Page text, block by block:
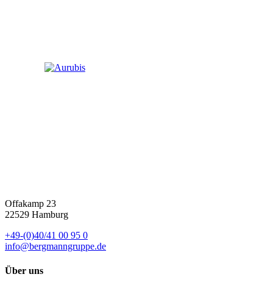
Offakamp 23
22529 Hamburg
+49-(0)40/41 00 95 0
info@bergmanngruppe.de
Über uns